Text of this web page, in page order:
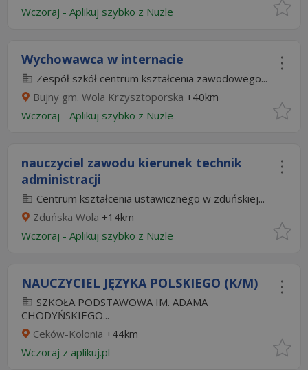
Wczoraj - Aplikuj szybko z Nuzle
Wychowawca w internacie
Zespół szkół centrum kształcenia zawodowego...
Bujny gm. Wola Krzysztoporska +40km
Wczoraj - Aplikuj szybko z Nuzle
nauczyciel zawodu kierunek technik
administracji
Centrum kształcenia ustawicznego w zduńskiej...
Zduńska Wola +14km
Wczoraj - Aplikuj szybko z Nuzle
NAUCZYCIEL JĘZYKA POLSKIEGO (K/M)
SZKOŁA PODSTAWOWA IM. ADAMA
CHODYŃSKIEGO...
Ceków-Kolonia +44km
Wczoraj z aplikuj.pl